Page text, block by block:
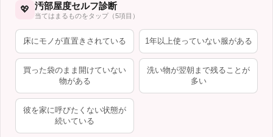
💖 汚部屋度セルフ診断
当てはまるものをタップ（5項目）
床にモノが直置きされている 1年以上使っていない服がある
買った袋のまま開けていない
物がある
洗い物が翌朝まで残ることが
多い
彼を家に呼びたくない状態が
続いている